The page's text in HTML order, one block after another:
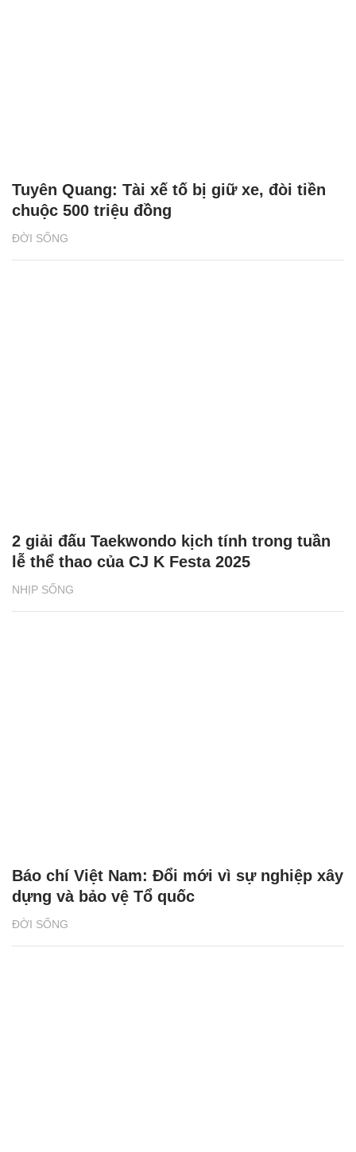
ĐỜI SỐNG
Tuyên Quang: Tài xế tố bị giữ xe, đòi tiền
chuộc 500 triệu đồng
NHỊP SỐNG
2 giải đấu Taekwondo kịch tính trong tuần
lễ thể thao của CJ K Festa 2025
ĐỜI SỐNG
Báo chí Việt Nam: Đổi mới vì sự nghiệp xây
dựng và bảo vệ Tổ quốc